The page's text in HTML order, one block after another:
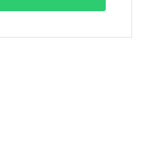
بابک نقاش
تحریریه